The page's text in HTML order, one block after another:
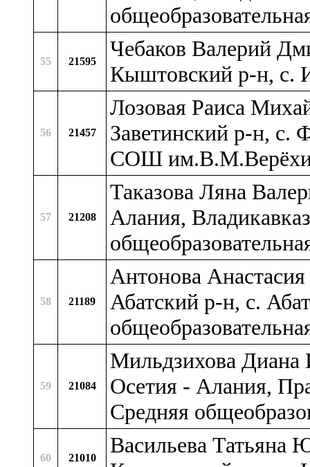
55 21595
Чебаков Валерий
Кыштовский р-н,
56 21457
Лозовая Раиса
Заветинский р-н, c.
СОШ
57 21208
Таказова Ляна
Алания,
58 21189
Антонова
Абатский р-н, с.
59 21084
Мильдзихова Диана
Осетия - Алания,
Средняя
60 21010
Васильева Татьяна